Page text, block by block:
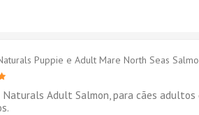
Puppie e Adult Mare North Seas
Adult Salmon, para cães adultos